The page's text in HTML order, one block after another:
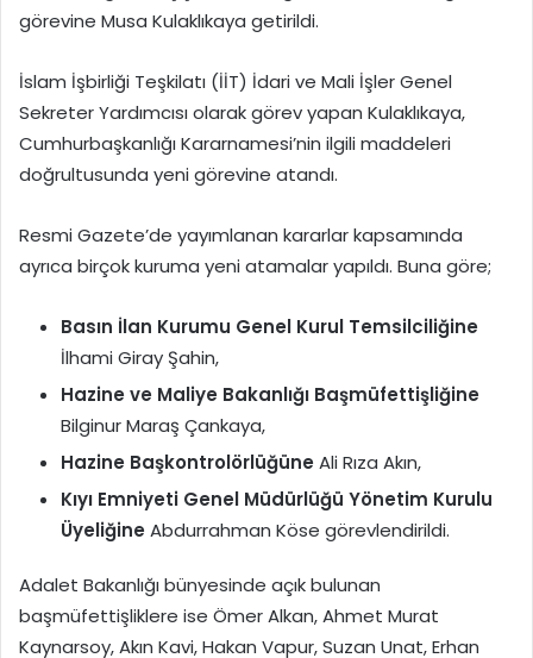
görevine Musa Kulaklıkaya getirildi.
İslam İşbirliği Teşkilatı (İİT) İdari ve Mali İşler Genel
Sekreter Yardımcısı olarak görev yapan Kulaklıkaya,
Cumhurbaşkanlığı Kararnamesi’nin ilgili maddeleri
doğrultusunda yeni görevine atandı.
Resmi Gazete’de yayımlanan kararlar kapsamında
ayrıca birçok kuruma yeni atamalar yapıldı. Buna göre;
Basın İlan Kurumu Genel Kurul Temsilciliğine
İlhami Giray Şahin,
Hazine ve Maliye Bakanlığı Başmüfettişliğine
Bilginur Maraş Çankaya,
Hazine BaşkontrolörlüğüneAli Rıza Akın,
Kıyı Emniyeti Genel Müdürlüğü Yönetim Kurulu
ÜyeliğineAbdurrahman Köse görevlendirildi.
Adalet Bakanlığı bünyesinde açık bulunan
başmüfettişliklere ise Ömer Alkan, Ahmet Murat
Kaynarsoy, Akın Kavi, Hakan Vapur, Suzan Unat, Erhan